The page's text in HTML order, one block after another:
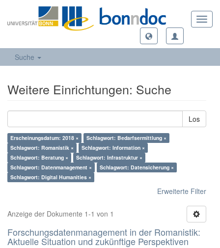
Suche
Weitere Einrichtungen: Suche
Los
Erscheinungsdatum: 2018 ×
Schlagwort: Bedarfsermittlung ×
Schlagwort: Romanistik ×
Schlagwort: Information ×
Schlagwort: Beratung ×
Schlagwort: Infrastruktur ×
Schlagwort: Datenmanagement ×
Schlagwort: Datensicherung ×
Schlagwort: Digital Humanities ×
Erweiterte Filter
Anzeige der Dokumente 1-1 von 1
Forschungsdatenmanagement in der Romanistik:
Aktuelle Situation und zukünftige Perspektiven